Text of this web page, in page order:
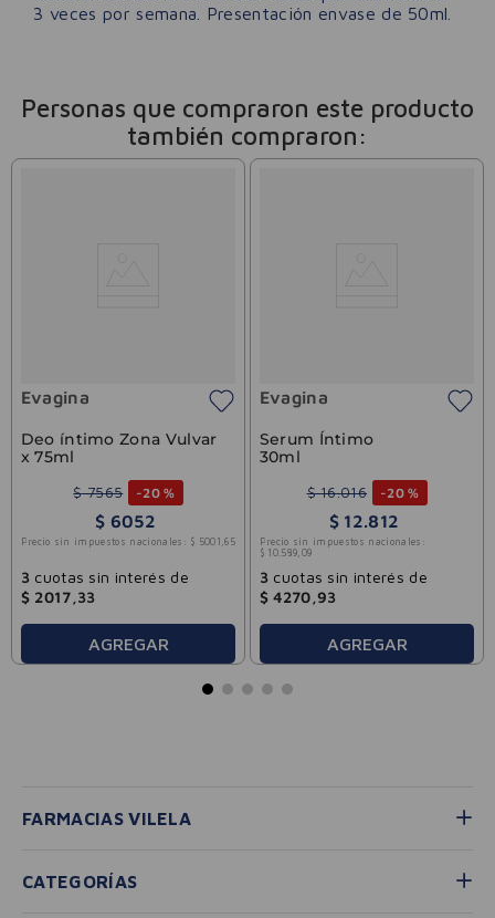
3 veces por semana. Presentación envase de 50ml.
Personas que compraron este producto
también compraron:
Evagina
Deo íntimo Zona Vulvar
x 75ml
$ 7565 -20 %
$ 6052
Precio sin impuestos nacionales: $ 5001 ,65
3cuotas sin interés de
$ 2017 33
AGREGAR
Evagina
Serum Íntimo
30ml
$ 16.016 -20 %
$ 12.812
Precio sin impuestos nacionales:
$ 10. 589 09
3cuotas sin interés de
$ 4270 93
AGREGAR
FARMACIAS VILELA
CATEGORÍAS